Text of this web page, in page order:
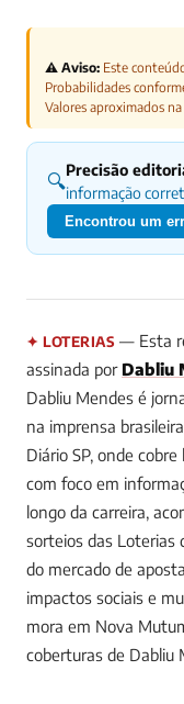
⚠️ Aviso: Este
Probabilidades
Valores aproximados
🔍Precisão
informação
Encontrou um
✦ LOTERIAS — Esta
assinada por Dabliu
Dabliu Mendes é
na imprensa
Diário SP, onde
com foco em
longo da carreira,
sorteios das Loterias
do mercado de
impactos sociais e
mora em Nova
coberturas de Dabliu